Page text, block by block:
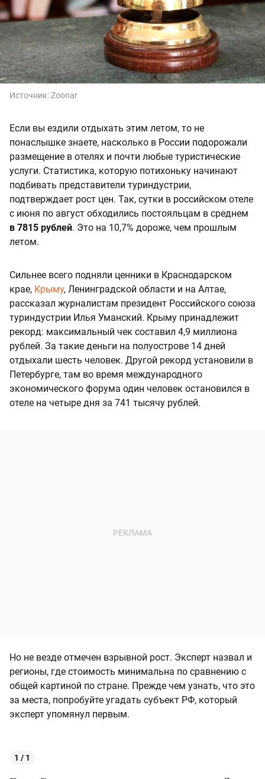
Источник:Zoonar
Если вы ездили отдыхать этим летом, то не
понаслышке знаете, насколько в России подорожали
размещение в отелях и почти любые туристические
услуги. Статистика, которую потихоньку начинают
подбивать представители туриндустрии,
подтверждает рост цен. Так, сутки в российском отеле
с июня по август обходились постояльцам в среднем
в 7815 рублей. Это на 10,7% дороже, чем прошлым
летом.
Сильнее всего подняли ценники в Краснодарском
крае, Крыму, Ленинградской области и на Алтае,
рассказал журналистам президент Российского союза
туриндустрии Илья Уманский. Крыму принадлежит
рекорд: максимальный чек составил 4,9 миллиона
рублей. За такие деньги на полуострове 14 дней
отдыхали шесть человек. Другой рекорд установили в
Петербурге, там во время международного
экономического форума один человек остановился в
отеле на четыре дня за 741 тысячу рублей.
Но не везде отмечен взрывной рост. Эксперт назвал и
регионы, где стоимость минимальна по сравнению с
общей картиной по стране. Прежде чем узнать, что это
за места, попробуйте угадать субъект РФ, который
эксперт упомянул первым.
1 / 1